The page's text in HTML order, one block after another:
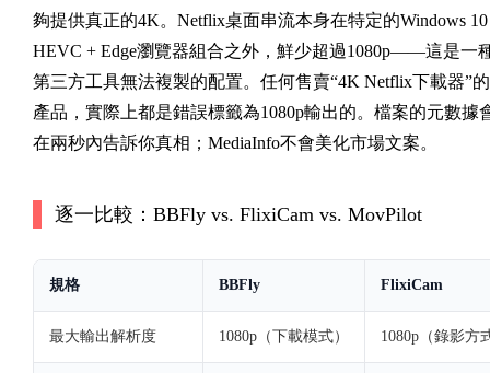
夠提供真正的4K。Netflix桌面串流本身在特定的Windows 10
HEVC + Edge瀏覽器組合之外，鮮少超過1080p——這是一
第三方工具無法複製的配置。任何售賣“4K Netflix下載器”的
產品，實際上都是錯誤標籤為1080p輸出的。檔案的元數據
在兩秒內告訴你真相；MediaInfo不會美化市場文案。
逐一比較：BBFly vs. FlixiCam vs. MovPilot
規格 BBFly FlixiCam
最大輸出解析度 1080p（下載模式） 1080p（錄影方